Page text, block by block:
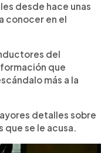
desde hace unas
conocer en el
del
que
más a la
detalles sobre
que se le acusa.